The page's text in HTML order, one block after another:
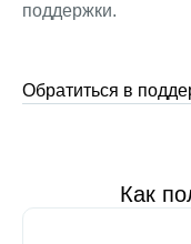
поддержки.
Обратиться в
Как